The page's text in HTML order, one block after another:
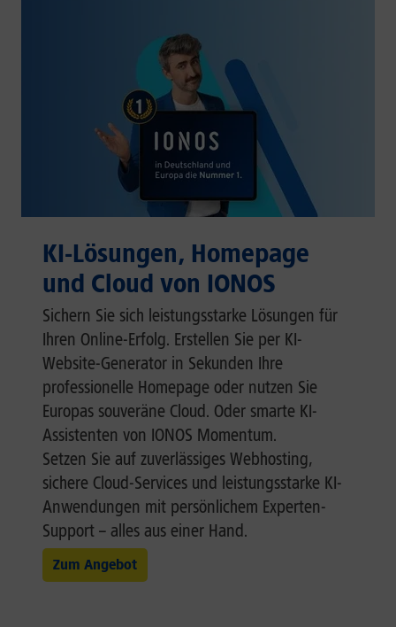
KI-Lösungen, Homepage
und Cloud von IONOS
Sichern Sie sich leistungsstarke Lösungen für
Ihren Online-Erfolg. Erstellen Sie per KI-
Website-Generator in Sekunden Ihre
professionelle Homepage oder nutzen Sie
Europas souveräne Cloud. Oder smarte KI-
Assistenten von IONOS Momentum.
Setzen Sie auf zuverlässiges Webhosting,
sichere Cloud-Services und leistungsstarke KI-
Anwendungen mit persönlichem Experten-
Support – alles aus einer Hand.
Zum Angebot